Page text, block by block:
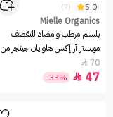
5.0
(7)
Mielle Organics
بلسم مرطب و مضاد للتقصف
مويستر آر إكس هاوايان جينجر من
ميلي اورجانيكس - 355مل
70

47

-33%